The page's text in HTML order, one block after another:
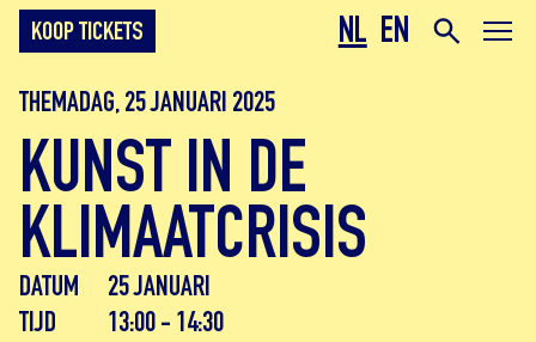
NL EN
KOOP TICKETS
THEMADAG, 25 JANUARI 2025
KUNST IN DE
KLIMAATCRISIS
DATUM
25 JANUARI
TIJD
13:00 - 14:30